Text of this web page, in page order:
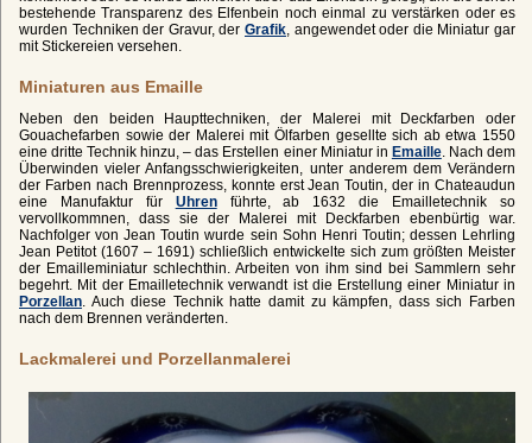
bestehende Transparenz des Elfenbein noch einmal zu verstärken oder es
wurden Techniken der Gravur, der Grafik , angewendet oder die Miniatur gar
mit Stickereien versehen.
Miniaturen aus Emaille
Neben den beiden Haupttechniken, der Malerei mit Deckfarben oder
Gouachefarben sowie der Malerei mit Ölfarben gesellte sich ab etwa 1550
eine dritte Technik hinzu, – das Erstellen einer Miniatur in Emaille. Nach dem
Überwinden vieler Anfangsschwierigkeiten, unter anderem dem Verändern
der Farben nach Brennprozess, konnte erst Jean Toutin, der in Chateaudun
eine Manufaktur für Uhrenführte, ab 1632 die Emailletechnik so
vervollkommnen, dass sie der Malerei mit Deckfarben ebenbürtig war.
Nachfolger von Jean Toutin wurde sein Sohn Henri Toutin; dessen Lehrling
Jean Petitot (1607 – 1691) schließlich entwickelte sich zum größten Meister
der Emailleminiatur schlechthin. Arbeiten von ihm sind bei Sammlern sehr
begehrt. Mit der Emailletechnik verwandt ist die Erstellung einer Miniatur in
Porzellan . Auch diese Technik hatte damit zu kämpfen, dass sich Farben
nach dem Brennen veränderten.
Lackmalerei und Porzellanmalerei